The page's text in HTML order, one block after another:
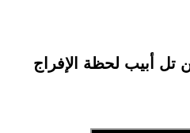
تل أبيب لحظة الإفراج